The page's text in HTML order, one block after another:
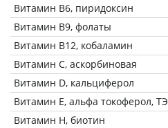
Витамин В6, пиридоксин
Витамин В9, фолаты
Витамин В12, кобаламин
Витамин C, аскорбиновая
Витамин D, кальциферол
Витамин Е, альфа токоферол, ТЭ
Витамин Н, биотин